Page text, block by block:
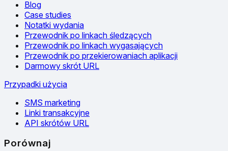
Blog
Case studies
Notatki wydania
Przewodnik po linkach śledzących
Przewodnik po linkach wygasających
Przewodnik po przekierowaniach aplikacji
Darmowy skrót URL
Przypadki użycia
SMS marketing
Linki transakcyjne
API skrótów URL
Porównaj